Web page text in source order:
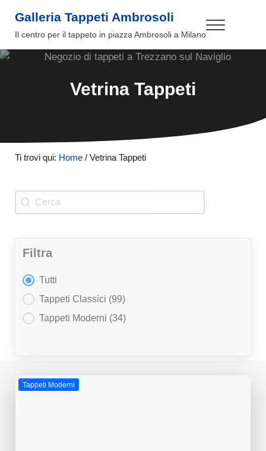
Galleria Tappeti Ambrosoli
Il centro per il tappeto in piazza Ambrosoli a Milano Menu
Vetrina Tappeti
Ti trovi qui: Home /Vetrina Tappeti
Filtra
FiltraTutti
Tappeti Classici (99)
Tappeti Moderni (34)
Cerca
Search content
Tappeti Moderni